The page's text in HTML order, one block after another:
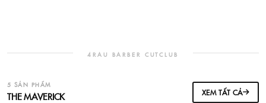
4RAU BARBER CUTCLUB
5 SẢN PHẨM
THE MAVERICK XEM TẤT CẢ